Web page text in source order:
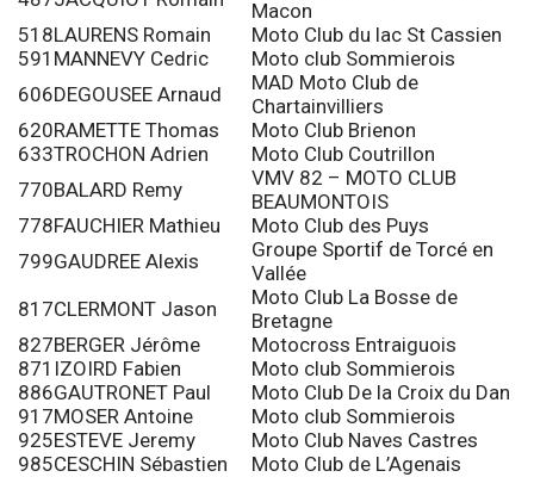
Macon
518LAURENS Romain
Moto Club du lac St Cassien
591 MANNEVY Cedric
Moto club Sommierois
606DEGOUSEE Arnaud
MAD Moto Club de
Chartainvilliers
620RAMETTE Thomas
Moto Club Brienon
633TROCHON Adrien
Moto Club Coutrillon
770BALARD Remy
VMV 82 – MOTO CLUB
BEAUMONTOIS
778FAUCHIER Mathieu
Moto Club des Puys
799GAUDREE Alexis
Groupe Sportif de Torcé en
Vallée
817CLERMONT Jason
Moto Club La Bosse de
Bretagne
827BERGER Jérôme
Motocross Entraiguois
871 IZOIRD Fabien
Moto club Sommierois
886GAUTRONET Paul
Moto Club De la Croix du Dan
917MOSER Antoine
Moto club Sommierois
925ESTEVE Jeremy
Moto Club Naves Castres
985CESCHIN Sébastien Moto Club de L’Agenais